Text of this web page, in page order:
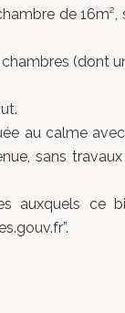
de
(dont
au calme
sans
auxquels ce